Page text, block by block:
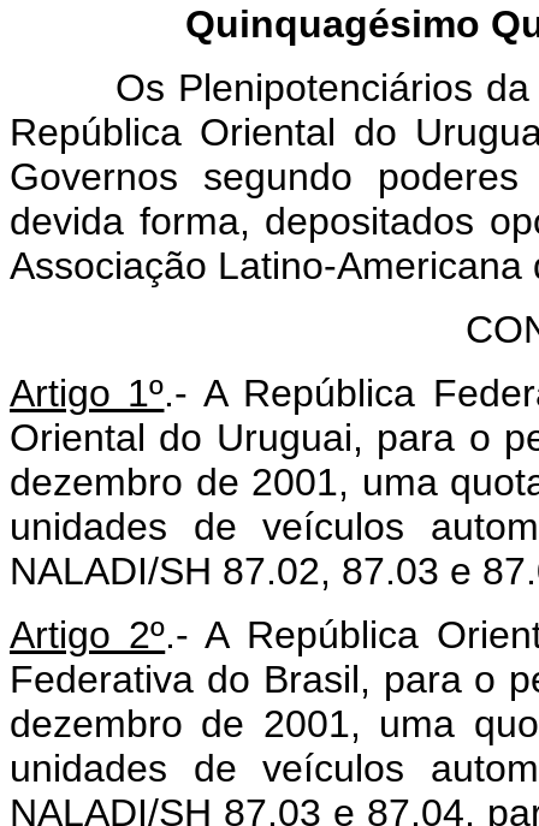
Quinquagésimo
Os Plenipotenciários da
República Oriental do
Governos segundo
devida forma, depositados
Associação Latino-
Artigo 1º.- A República
Oriental do Uruguai, para o
dezembro de 2001, uma
unidades de veículos
NALADI/SH 87.02, 87.03 e
Artigo 2º.- A República
Federativa do Brasil, para o
dezembro de 2001, uma
unidades de veículos
NALADI/SH 87.03 e 87.04,